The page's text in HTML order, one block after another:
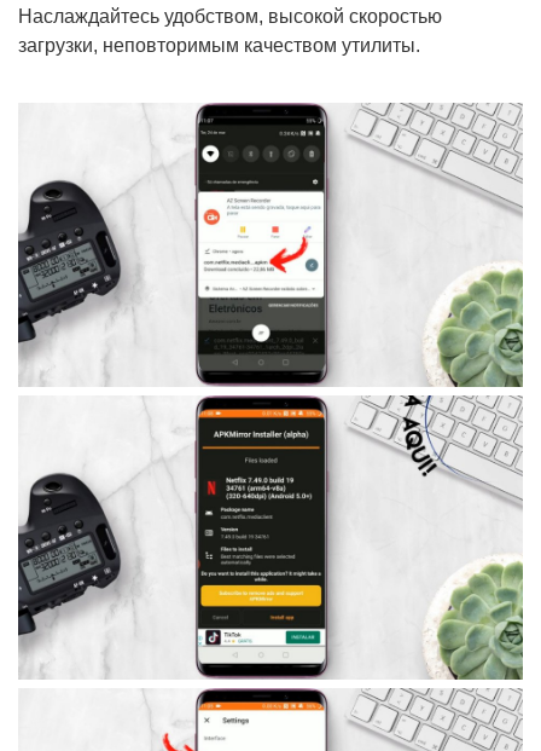
Наслаждайтесь удобством, высокой скоростью
загрузки, неповторимым качеством утилиты.